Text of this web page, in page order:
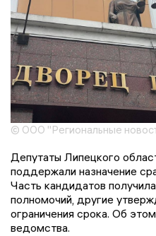
© ООО "Региональные
Депутаты Липецкого
поддержали назначение
Часть кандидатов
полномочий, другие
ограничения срока. Об
ведомства.